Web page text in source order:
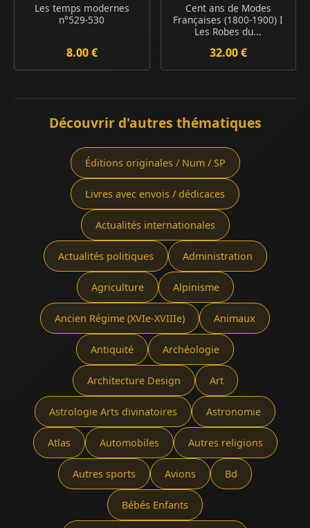
Les temps modernes
n°529-530
8.00 €
Cent ans de Modes
Françaises (1800-1900) I
Les Robes du...
32.00 €
Découvrir d'autres thématiques
Éditions originales / Num / SP
Livres avec envois / dédicaces
Actualités internationales
Actualités politiques Administration
Agriculture Alpinisme
Ancien Régime (XVIe-XVIIIe) Animaux
Antiquité Archéologie
Architecture Design Art
Astrologie Arts divinatoires Astronomie
Atlas Automobiles Autres religions
Autres sports Avions Bd
Bébés Enfants